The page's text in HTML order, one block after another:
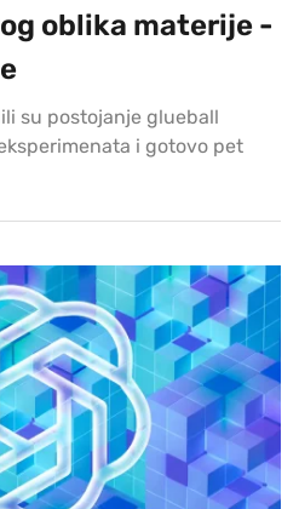
oblika materije -
su postojanje glueball
i gotovo pet